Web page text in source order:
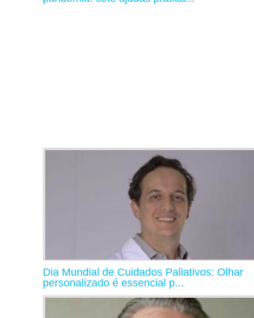
Dia Mundial de Cuidados Paliativos: Olhar
personalizado é essencial p...